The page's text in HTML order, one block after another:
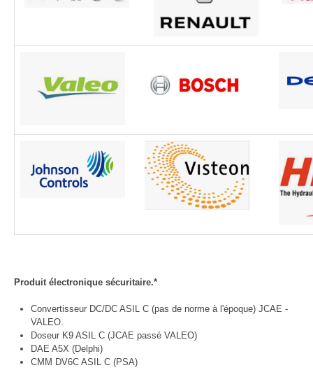
Produit électronique sécuritaire.*
Convertisseur DC/DC ASIL C (pas de norme à l'époque) JCAE -
VALEO.
Doseur K9 ASIL C (JCAE passé VALEO)
DAE A5X (Delphi)
CMM DV6C ASIL C (PSA)